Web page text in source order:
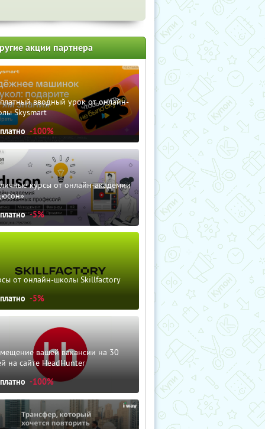
акции партнера
вводный урок от онлайн-
Skysmart
-100%
курсы от онлайн-академии
-5%
от онлайн-школы Skillfactory
-5%
вашей вакансии на 30
на сайте HeadHunter
-100%